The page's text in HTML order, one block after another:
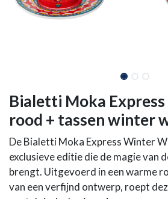
Bialetti Moka Express
rood + tassen winter
De Bialetti Moka Express Winter
exclusieve editie die de magie van
brengt. Uitgevoerd in een warme
van een verfijnd ontwerp, roept